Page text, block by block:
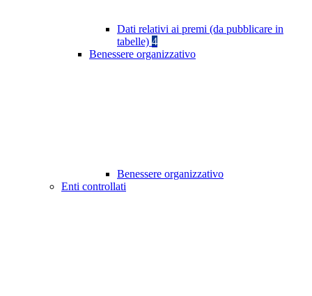
Dati relativi ai premi (da pubblicare in
tabelle) 4
Benessere organizzativo
Benessere organizzativo
Enti controllati